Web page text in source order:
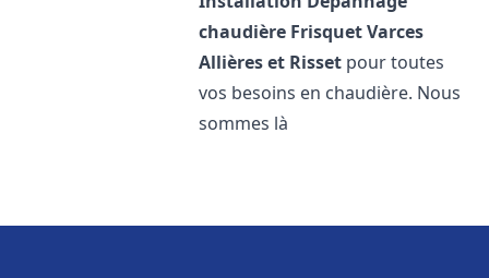
chaudière FrisquetVarces
Allières et Risset pour toutes
vos besoins en chaudière. Nous
sommes là